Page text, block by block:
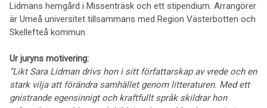
Lidmans hemgård i Missenträsk och ett stipendium. Arrangörer
är Umeå universitet tillsammans med Region Västerbotten och
Skellefteå kommun.
Ur juryns motivering:
”Likt Sara Lidman drivs hon i sitt författarskap av vrede och en
stark vilja att förändra samhället genom litteraturen. Med ett
gnistrande egensinnigt och kraftfullt språk skildrar hon